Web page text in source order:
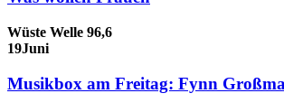
Wüste Welle 96,6
19Juni
Musikbox am Freitag: Fynn